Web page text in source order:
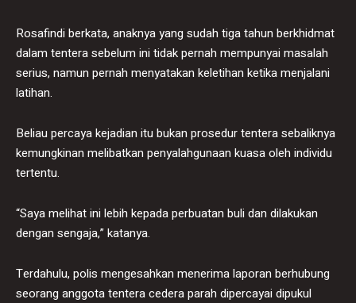
Rosafindi berkata, anaknya yang sudah tiga tahun berkhidmat
dalam tentera sebelum ini tidak pernah mempunyai masalah
serius, namun pernah menyatakan keletihan ketika menjalani
latihan.
Beliau percaya kejadian itu bukan prosedur tentera sebaliknya
kemungkinan melibatkan penyalahgunaan kuasa oleh individu
tertentu.
“Saya melihat ini lebih kepada perbuatan buli dan dilakukan
dengan sengaja,” katanya.
Terdahulu, polis mengesahkan menerima laporan berhubung
seorang anggota tentera cedera parah dipercayai dipukul